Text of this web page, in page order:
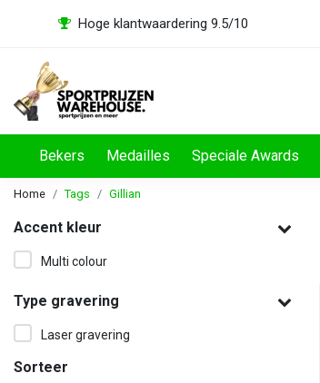
Hoge klantwaardering 9.5/10
Bekers Medailles Speciale Awards
Home Tags Gillian
Accent kleur
Multi colour
Type gravering
Laser gravering
Sorteer